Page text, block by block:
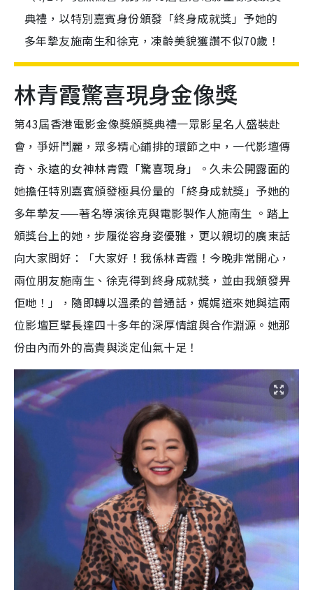
典禮，以特別嘉賓身份頒發「終身成就獎」予她的
多年摯友施南生和徐克，凍齡美貌獲讚不似70歲！
林青霞驚喜現身金像獎
第43屆香港電影金像獎頒獎典禮一眾影星名人盛裝赴
會，爭妍鬥麗，眾多精心鋪排的環節之中，一代影壇傳
奇、永遠的女神林青霞「驚喜現身」。久未公開露面的
她擔任特別嘉賓頒發極具份量的「終身成就獎」予她的
多年摯友——著名導演徐克與電影製作人施南生 。踏上
頒獎台上的她，步履從容身姿優雅，更以親切的廣東話
向大家問好：「大家好！我係林青霞！今晚非常開心，
兩位朋友施南生、徐克得到終身成就獎，並由我頒發畀
佢哋！」，隨即轉以溫柔的普通話，娓娓道來她與這兩
位影壇巨擘長達四十多年的深厚情誼與合作淵源。她那
份由內而外的高貴與淡定仙氣十足！